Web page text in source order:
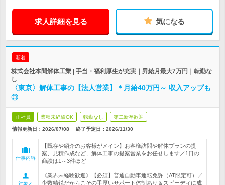
求人詳細を見る 気になる
新着
株式会社本間解体工業 | 手当・福利厚生が充実｜昇給月最大7万円｜転勤な
し
〈東京〉解体工事の【法人営業】＊月給40万円～ 収入アップも
◎
正社員 業種未経験OK 転勤なし 第二新卒歓迎
情報更新日：2026/07/08 終了予定日： 2026/11/30
仕事内容
【既存や紹介のお客様がメイン】お客様訪問や解体プランの提
案、見積作成など、解体工事の提案営業をお任せします／1日の
商談は1～3件ほど
対象と
《業界未経験歓迎》【必須】普通自動車運転免許（AT限定可）／
少数精鋭だからこその手厚いサポート体制あり＆スピーディに成